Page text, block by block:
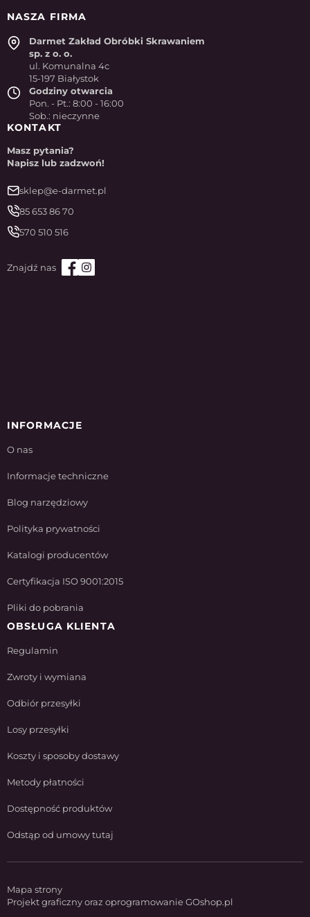
NASZA FIRMA
Darmet Zakład Obróbki Skrawaniem
sp. z o. o.
ul. Komunalna 4c
15-197 Białystok
Godziny otwarcia
Pon. - Pt.: 8:00 - 16:00
Sob.: nieczynne
KONTAKT
Masz pytania?
Napisz lub zadzwoń!
sklep@e-darmet.pl
85 653 86 70
570 510 516
INFORMACJE
O nas
Informacje techniczne
Blog narzędziowy
Polityka prywatności
Katalogi producentów
Certyfikacja ISO 9001:2015
Pliki do pobrania
OBSŁUGA KLIENTA
Regulamin
Zwroty i wymiana
Odbiór przesyłki
Losy przesyłki
Koszty i sposoby dostawy
Metody płatności
Dostępność produktów
Odstąp od umowy tutaj
Mapa strony
Projekt graficzny oraz oprogramowanie GOshop.pl